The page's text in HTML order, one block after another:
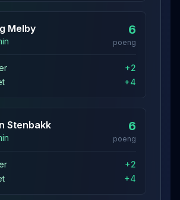
Melby 6
poeng
+2
+4
Stenbakk 6
poeng
+2
+4